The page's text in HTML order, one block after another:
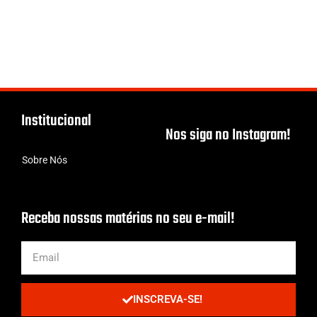
Institucional
Sobre Nós
Nos siga no Instagram!
Receba nossas matérias no seu e-mail!
INSCREVA-SE!